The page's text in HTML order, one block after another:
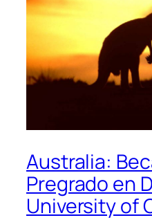
Australia:
Pregrado en
University of